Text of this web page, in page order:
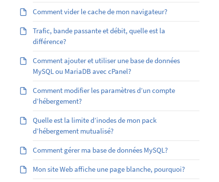
Comment vider le cache de mon navigateur?
Trafic, bande passante et débit, quelle est la
différence?
Comment ajouter et utiliser une base de données
MySQL ou MariaDB avec cPanel?
Comment modifier les paramètres d’un compte
d’hébergement?
Quelle est la limite d’inodes de mon pack
d’hébergement mutualisé?
Comment gérer ma base de données MySQL?
Mon site Web affiche une page blanche, pourquoi?